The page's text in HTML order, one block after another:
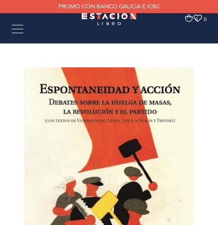
PROMO CON BANCO GALICIA E ICBC
0 0